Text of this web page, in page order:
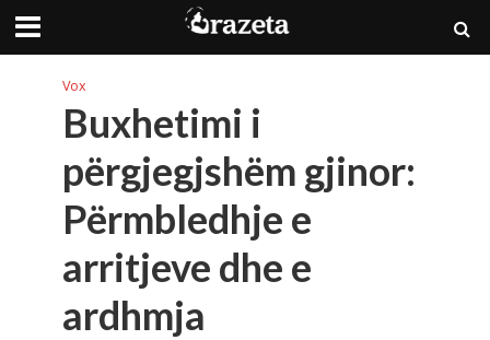
Vox
Buxhetimi i
përgjegjshëm gjinor:
Përmbledhje e
arritjeve dhe e
ardhmja